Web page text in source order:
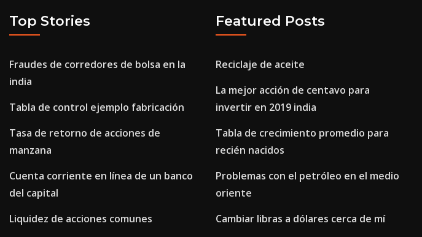
Top Stories
Fraudes de corredores de bolsa en la
india
Tabla de control ejemplo fabricación
Tasa de retorno de acciones de
manzana
Cuenta corriente en línea de un banco
del capital
Liquidez de acciones comunes
Featured Posts
Reciclaje de aceite
La mejor acción de centavo para
invertir en 2019 india
Tabla de crecimiento promedio para
recién nacidos
Problemas con el petróleo en el medio
oriente
Cambiar libras a dólares cerca de mí